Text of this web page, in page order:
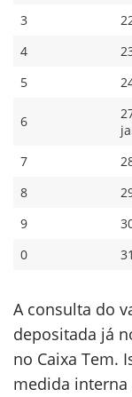
3
4
5
6
7
8
9
0
A consulta do
depositada já
no Caixa Tem.
medida interna